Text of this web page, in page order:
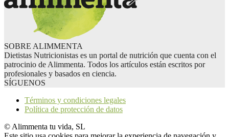
SOBRE ALIMMENTA
Dietistas Nutricionistas es un portal de nutrición que cuenta con el
patrocinio de Alimmenta. Todos los artículos están escritos por
profesionales y basados en ciencia.
SÍGUENOS
Términos y condiciones legales
Política de protección de datos
© Alimmenta tu vida, SL